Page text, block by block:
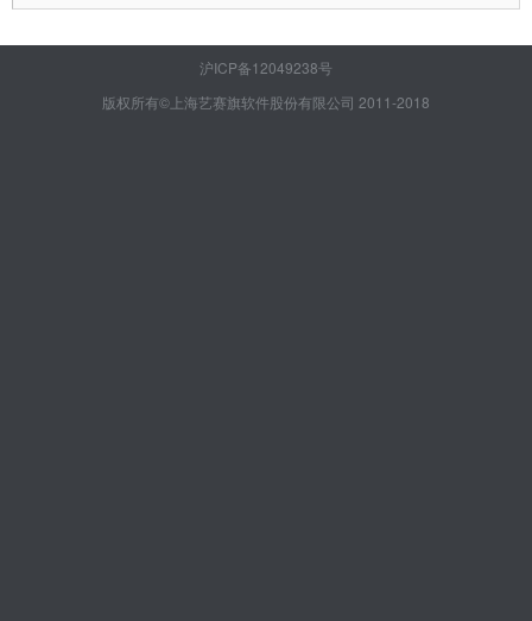
沪ICP备12049238号
版权所有©上海艺赛旗软件股份有限公司 2011-2018